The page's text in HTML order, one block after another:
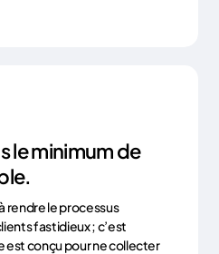
le minimum de
rendre le processus
fastidieux ; c’est
est conçu pour ne collecter